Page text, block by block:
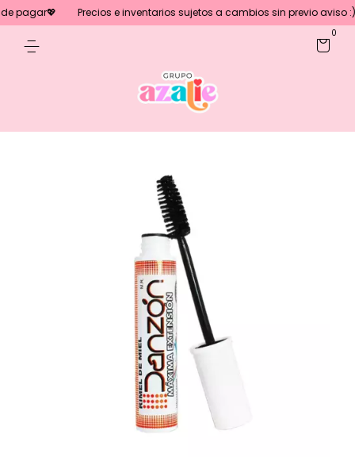
pagar💖 Precios e inventarios sujetos a cambios sin previo aviso :)
0